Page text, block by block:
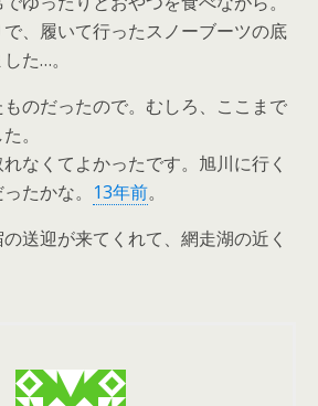
、履いて行ったスノーブーツの底
た…。
のだったので。むしろ、ここまで
。
なくてよかったです。旭川に行く
たかな。 13年前。
送迎が来てくれて、網走湖の近く